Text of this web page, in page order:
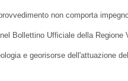
non comporta
Bollettino Ufficiale della Regione
e georisorse dell'attuazione